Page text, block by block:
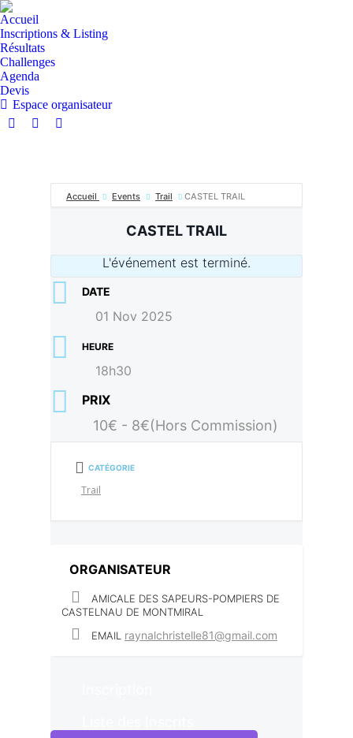
Accueil
Inscriptions & Listing
Résultats
Challenges
Agenda
Devis
Espace organisateur
La
La
s'ouvre
fenêtre
La
mail
s'ouvre
nouvelle
Accueil Events Trail CASTEL TRAIL
CASTEL TRAIL
L'événement est terminé.
DATE
01 Nov 2025
HEURE
18h30
PRIX
10€ - 8€(Hors Commission)
CATÉGORIE
Trail
ORGANISATEUR
AMICALE DES SAPEURS-POMPIERS DE
CASTELNAU DE MONTMIRAL
EMAIL raynalchristelle81@gmail.com